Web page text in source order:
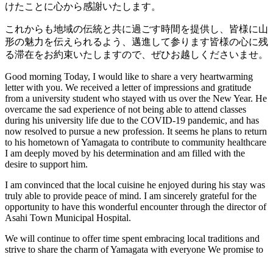
けたことに心から感謝いたします。
これからも地域の伝統と共に過ごす時間を提供し、皆様に山
形の魅力を伝えられるよう、邁進して参ります皆様の心に残
る滞在をお約束いたしますので、ぜひお越しくださいませ。
Good morning Today, I would like to share a very heartwarming
letter with you. We received a letter of impressions and gratitude
from a university student who stayed with us over the New Year. He
overcame the sad experience of not being able to attend classes
during his university life due to the COVID-19 pandemic, and has
now resolved to pursue a new profession. It seems he plans to return
to his hometown of Yamagata to contribute to community healthcare
I am deeply moved by his determination and am filled with the
desire to support him.
I am convinced that the local cuisine he enjoyed during his stay was
truly able to provide peace of mind. I am sincerely grateful for the
opportunity to have this wonderful encounter through the director of
Asahi Town Municipal Hospital.
We will continue to offer time spent embracing local traditions and
strive to share the charm of Yamagata with everyone We promise to